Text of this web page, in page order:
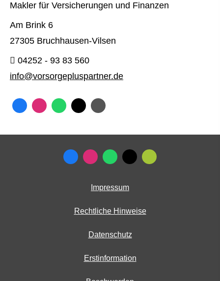
Makler für Versicherungen und Finanzen
Am Brink 6
27305 Bruchhausen-Vilsen
04252 - 93 83 560
info@vorsorgepluspartner.de
Impressum
Rechtliche Hinweise
Datenschutz
Erstinformation